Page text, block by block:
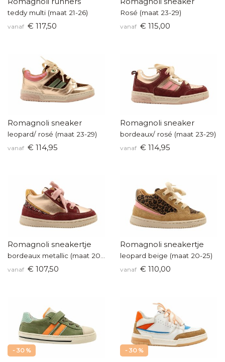
teddy multi (maat 21-26)
vanaf € 117,50
Rosé (maat 23-29)
vanaf € 115,00
Romagnoli sneaker
leopard/ rosé (maat 23-29)
vanaf € 114,95
Romagnoli sneaker
bordeaux/ rosé (maat 23-29)
vanaf € 114,95
Romagnoli sneakertje
vanaf € 107,50
Romagnoli sneakertje
leopard beige (maat 20-25)
vanaf € 110,00
- 30 % - 30 %